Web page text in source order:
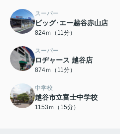
スーパー
ビッグ･エー越谷赤山店
824ｍ（11分）
スーパー
ロヂャース 越谷店
874ｍ（11分）
中学校
越谷市立富士中学校
1153ｍ（15分）